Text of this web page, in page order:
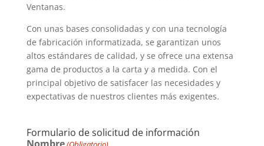
Ventanas.
Con unas bases consolidadas y con una tecnología
de fabricación informatizada, se garantizan unos
altos estándares de calidad, y se ofrece una extensa
gama de productos a la carta y a medida. Con el
principal objetivo de satisfacer las necesidades y
expectativas de nuestros clientes más exigentes.
Formulario de solicitud de información